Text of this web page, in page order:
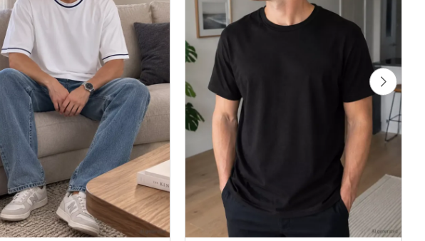
Yaka Şerit Detaylı Tişört Krem Erkek Bisiklet Yaka Basic Tişört Siyah